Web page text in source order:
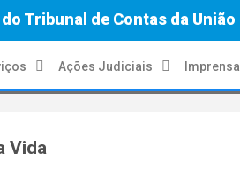
Tribunal de Contas da União
Ações Judiciais Imprensa
Vida